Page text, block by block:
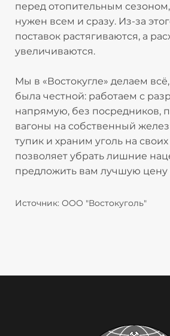
перед отопительным сезоном,
нужен всем и сразу. Из-за
поставок растягиваются, а
увеличиваются.
Мы в «Востокугле» делаем
была честной: работаем с
напрямую, без посредников,
вагоны на собственный
тупик и храним уголь на
позволяет убрать лишние
предложить вам лучшую цену
Источник: ООО "Востокуголь"